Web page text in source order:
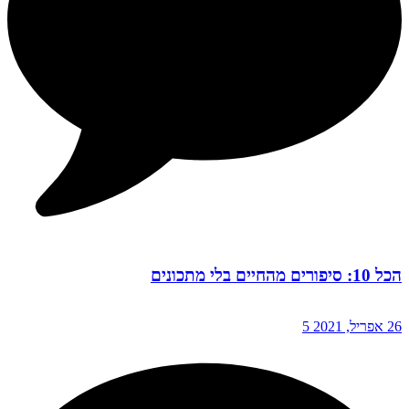
הכל 10: סיפורים מהחיים בלי מתכונים
26 אפריל, 2021 5